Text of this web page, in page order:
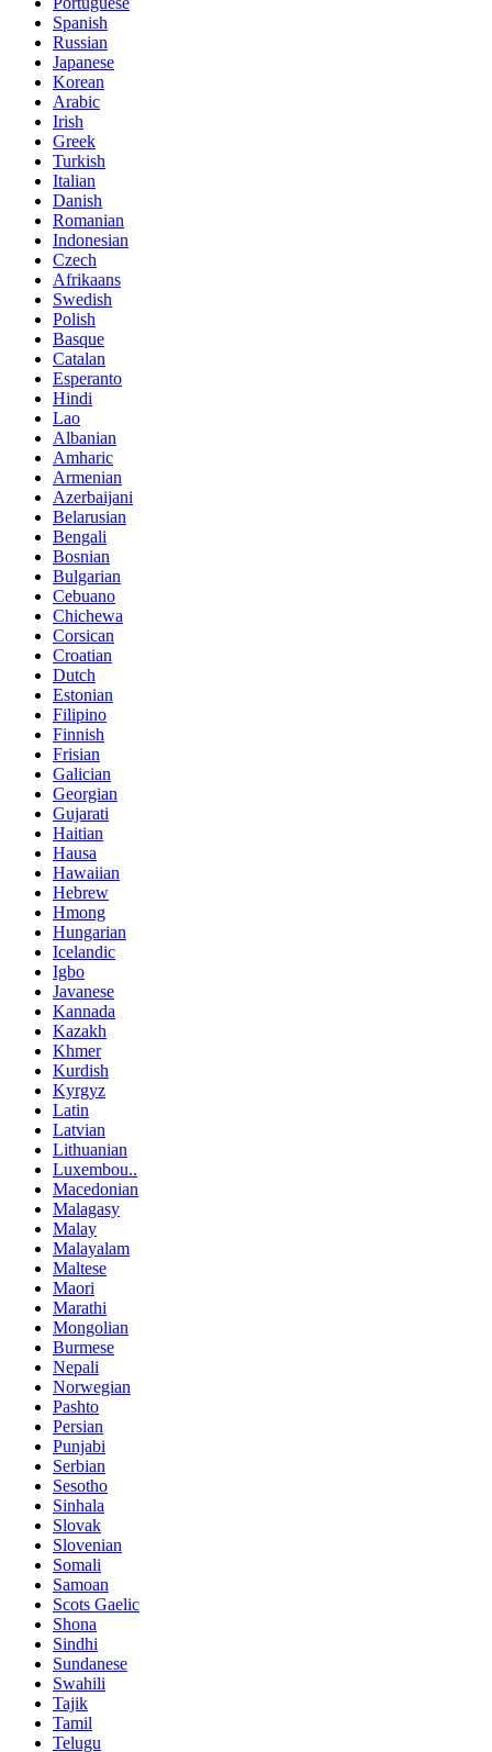
Spanish
Russian
Japanese
Korean
Arabic
Irish
Greek
Turkish
Italian
Danish
Romanian
Indonesian
Czech
Afrikaans
Swedish
Polish
Basque
Catalan
Esperanto
Hindi
Lao
Albanian
Amharic
Armenian
Azerbaijani
Belarusian
Bengali
Bosnian
Bulgarian
Cebuano
Chichewa
Corsican
Croatian
Dutch
Estonian
Filipino
Finnish
Frisian
Galician
Georgian
Gujarati
Haitian
Hausa
Hawaiian
Hebrew
Hmong
Hungarian
Icelandic
Igbo
Javanese
Kannada
Kazakh
Khmer
Kurdish
Kyrgyz
Latin
Latvian
Lithuanian
Luxembou..
Macedonian
Malagasy
Malay
Malayalam
Maltese
Maori
Marathi
Mongolian
Burmese
Nepali
Norwegian
Pashto
Persian
Punjabi
Serbian
Sesotho
Sinhala
Slovak
Slovenian
Somali
Samoan
Scots Gaelic
Shona
Sindhi
Sundanese
Swahili
Tajik
Tamil
Telugu